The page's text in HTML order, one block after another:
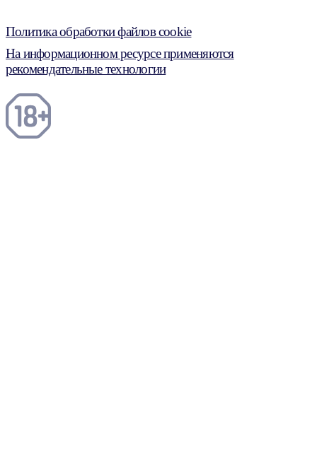
Политика обработки файлов cookie
На информационном ресурсе применяются
рекомендательные технологии